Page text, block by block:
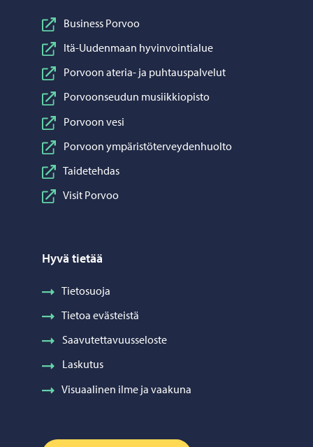
Business Porvoo
Itä-Uudenmaan hyvinvointialue
Porvoon ateria- ja puhtauspalvelut
Porvoonseudun musiikkiopisto
Porvoon vesi
Porvoon ympäristöterveydenhuolto
Taidetehdas
Visit Porvoo
Hyvä tietää
Tietosuoja
Tietoa evästeistä
Saavutettavuusseloste
Laskutus
Visuaalinen ilme ja vaakuna